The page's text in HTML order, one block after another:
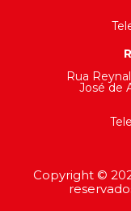
Rua
José de
Copyright ©